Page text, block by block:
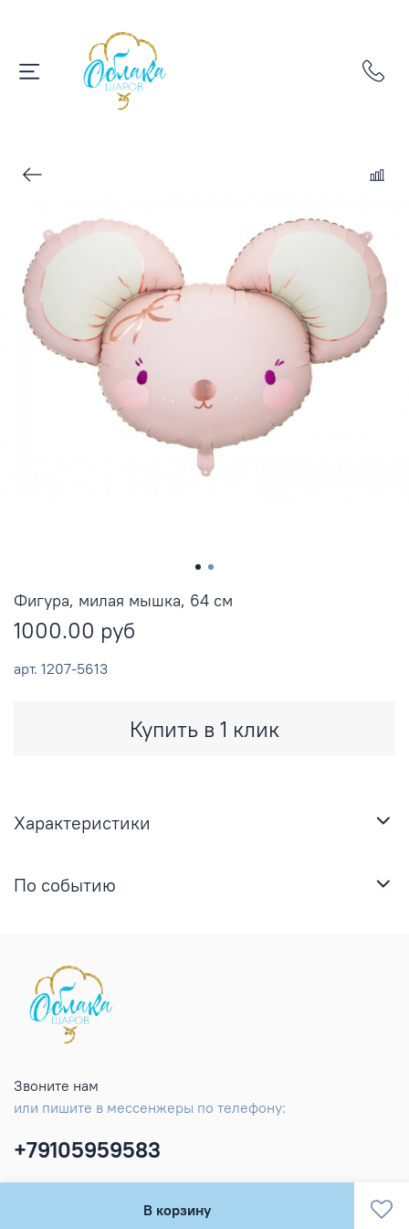
арт. 1207-5613
Фигура, милая мышка, 64 см
1000.00 руб
В корзину
Купить в 1 клик
Характеристики
По событию
Звоните нам
или пишите в мессенжеры по телефону:
+79105959583